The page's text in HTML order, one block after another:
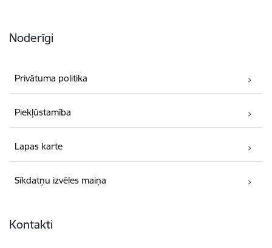
Noderīgi
Privātuma politika
Piekļūstamība
Lapas karte
Sīkdatņu izvēles maiņa
Kontakti